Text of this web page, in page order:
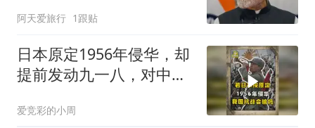
阿天爱旅行 1跟贴
日本原定1956年侵华，却
提前发动九一八，对中国
爱竞彩的小周